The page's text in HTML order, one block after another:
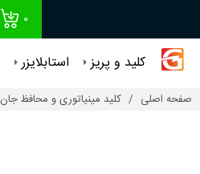
0
کلید و پریز استابلایزر
صفحه اصلی کلید مینیاتوری و محافظ جان